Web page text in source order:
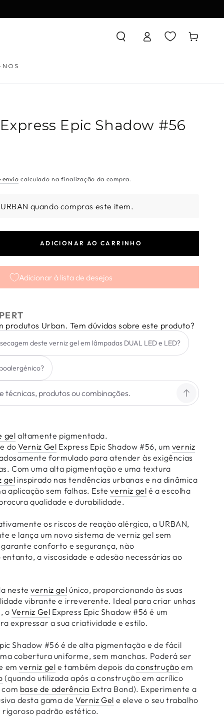
sessão
Carrinho
Epic Shadow #56
envio calculado na finalização da compra.
quando compras este item.
ADICIONAR AO CARRINHO
Adicionar à lista de desejos
produtos Urban. Tem dúvidas sobre este produto?
deste verniz gel em lâmpadas DUAL LED e LED?
gel altamente pigmentada.
doVerniz Gel Express Epic Shadow #56, um verniz
formulado para atender às exigências
Com uma alta pigmentação e uma textura
gel inspirado nas tendências urbanas e na dinâmica
aplicação sem falhas. Esteverniz gel é a escolha
qualidade e durabilidade.
os riscos de reação alérgica, a URBAN,
e lança um novo sistema de verniz gel sem
garante conforto e segurança, não
a viscosidade e adesão necessárias ao
nesteverniz gel único, proporcionando às suas
vibrante e irreverente. Ideal para criar unhas
oVerniz Gel Express Epic Shadow #56 é um
expressar a sua criatividade e estilo.
Shadow #56 é de alta pigmentação e de fácil
cobertura uniforme, sem manchas. Poderá ser
emverniz gel e também depois daconstrução em
(quando utilizada após a construção em acrílico
base de aderência Extra Bond). Experimente a
desta gama deVerniz Gel e eleve o seu trabalho
rigoroso padrão estético.